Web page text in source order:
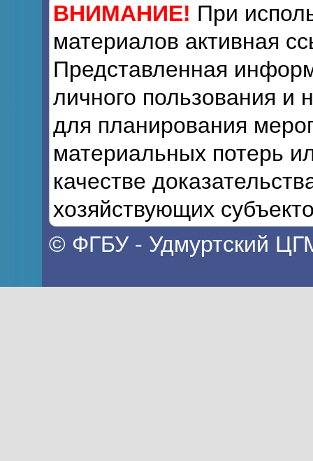
ВНИМАНИЕ! При
материалов активная
Представленная
личного пользования и
для планирования
материальных потерь
качестве
хозяйствующих
© ФГБУ - Удмуртский